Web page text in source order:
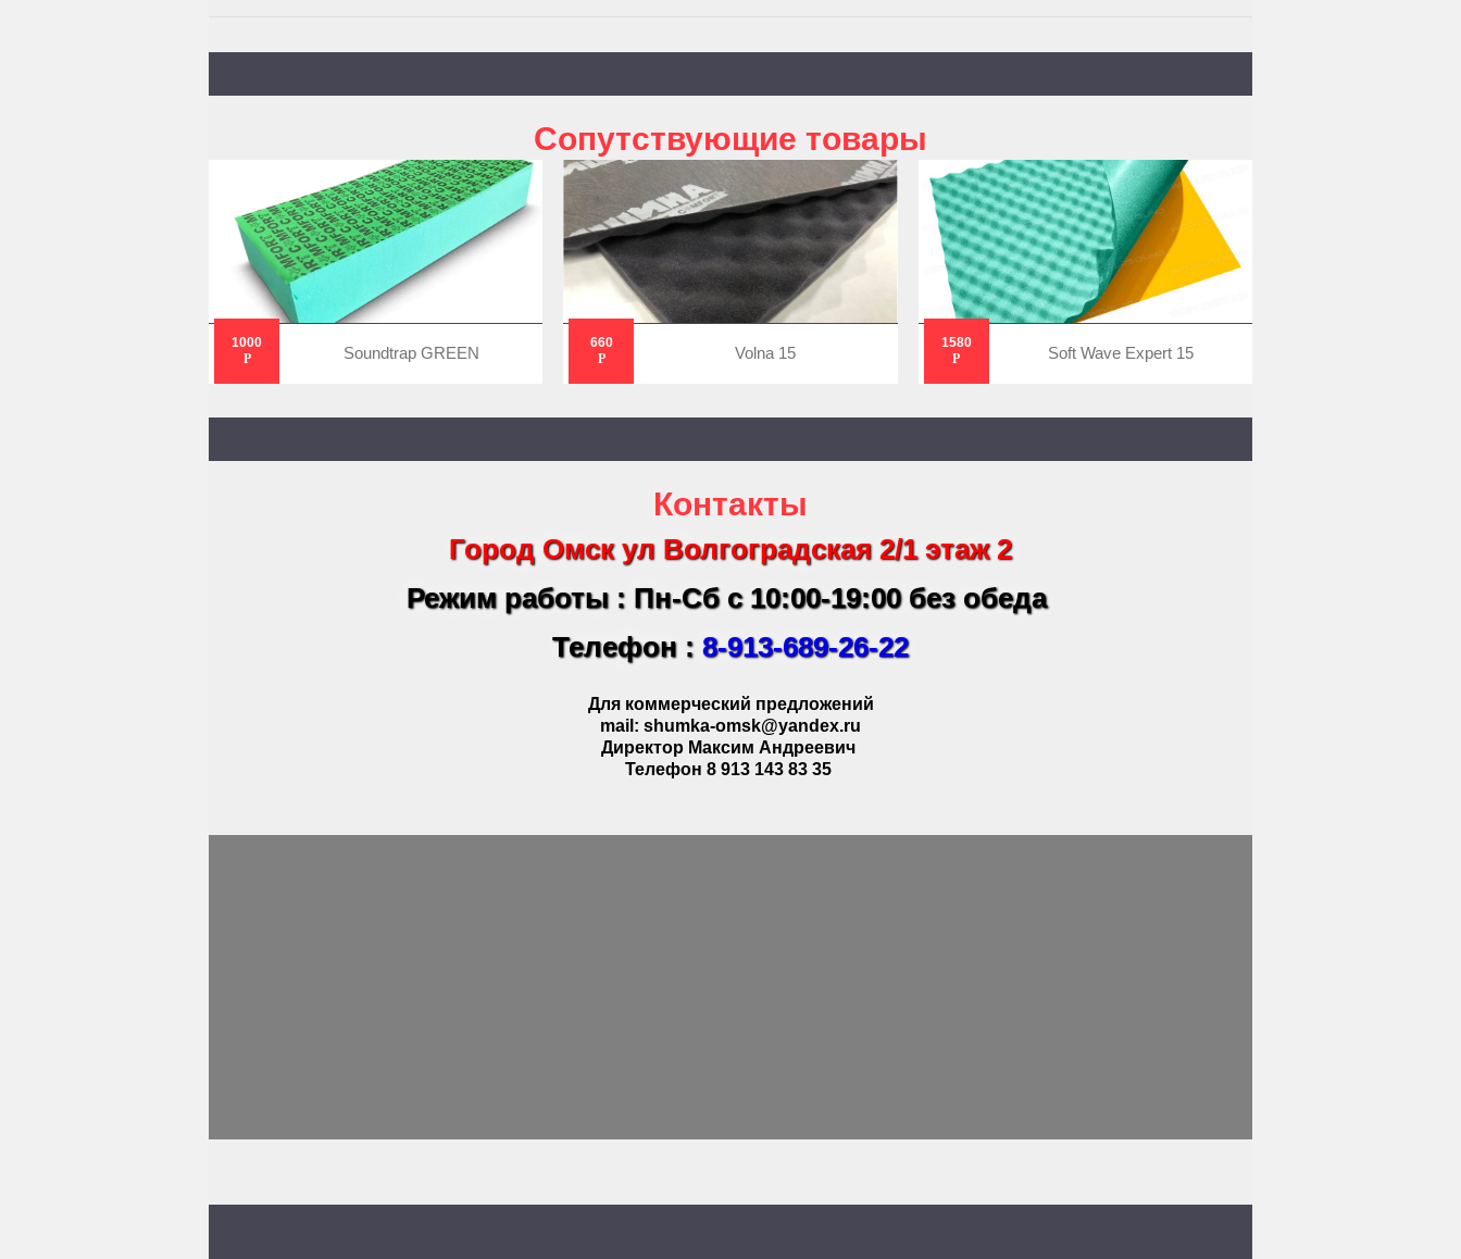
Cопутствующие товары
1000
Р
Soundtrap GREEN
660
Р
Volna 15
1580
Р
Soft Wave Expert 15
Контакты
Город Омск ул Волгоградская 2/1 этаж 2
Режим работы : Пн-Сб с 10:00-19:00 без обеда
Телефон : 8-913-689-26-22
Для коммерческий предложений
mail: shumka-omsk@yandex.ru
Директор Максим Андреевич
Телефон 8 913 143 83 35